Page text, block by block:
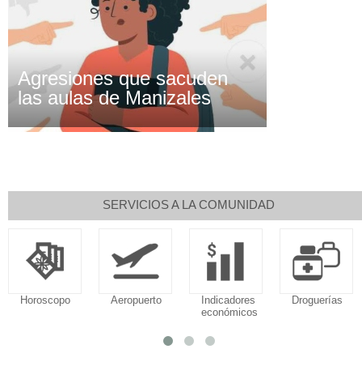
Agresiones que sacuden
las aulas de Manizales
SERVICIOS A LA COMUNIDAD
Horoscopo Aeropuerto
Indicadores
económicos
Droguerías